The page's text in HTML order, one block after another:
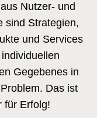
Nutzer- und
sind Strategien,
und Services
Gegebenes in
Das ist
für Erfolg!